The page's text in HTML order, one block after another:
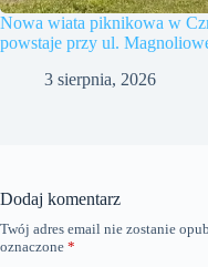
Nowa wiata piknikowa w
powstaje przy ul.
3 sierpnia, 2026
Dodaj komentarz
Twój adres email nie zostanie
oznaczone *